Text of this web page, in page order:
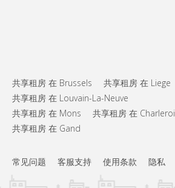
共享租房 在 Brussels 共享租房 在 Liege
共享租房 在 Louvain-La-Neuve
共享租房 在 Mons
共享租房 在 Charleroi
共享租房 在 Gand
常见问题 客服支持 使用条款 隐私